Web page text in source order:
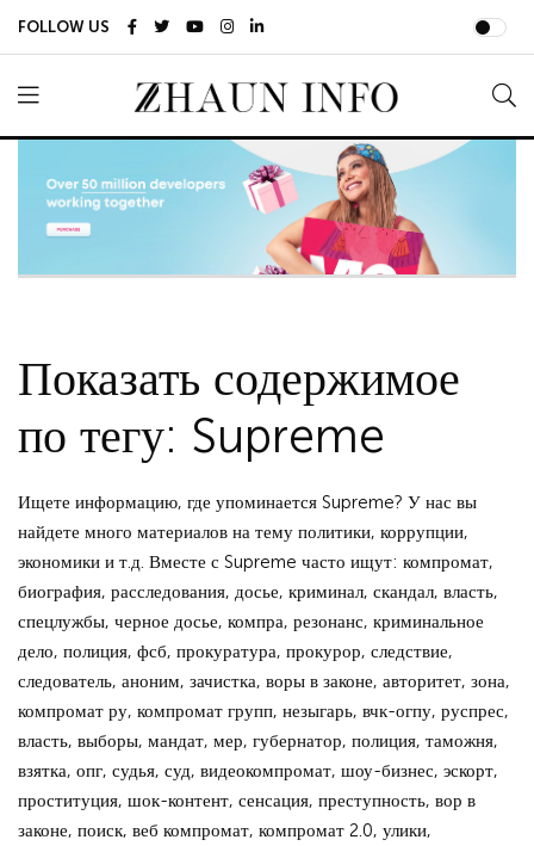
FOLLOW US
Показать содержимое
по тегу: Supreme
Ищете информацию, где упоминается Supreme? У нас вы
найдете много материалов на тему политики, коррупции,
экономики и т.д. Вместе с Supreme часто ищут: компромат,
биография, расследования, досье, криминал, скандал, власть,
спецлужбы, черное досье, компра, резонанс, криминальное
дело, полиция, фсб, прокуратура, прокурор, следствие,
следователь, аноним, зачистка, воры в законе, авторитет, зона,
компромат ру, компромат групп, незыгарь, вчк-огпу, руспрес,
власть, выборы, мандат, мер, губернатор, полиция, таможня,
взятка, опг, судья, суд, видеокомпромат, шоу-бизнес, эскорт,
проституция, шок-контент, сенсация, преступность, вор в
законе, поиск, веб компромат, компромат 2.0, улики,